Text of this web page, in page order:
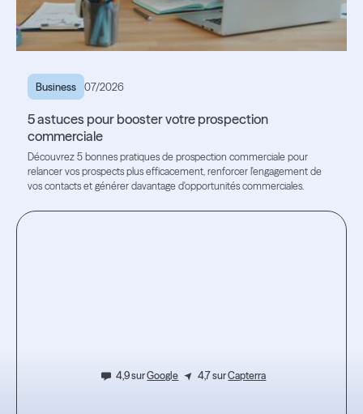
Business 07/2026
5 astuces pour booster votre prospection
commerciale
Découvrez 5 bonnes pratiques de prospection commerciale pour
relancer vos prospects plus efficacement, renforcer l'engagement de
vos contacts et générer davantage d'opportunités commerciales.
4,9 surGoogle 4,7 surCapterra